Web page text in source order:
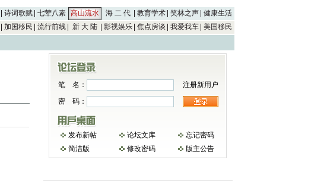
诗词歌赋 七荤八素 高山流水 海 二 代 教育学术 笑林之声
健康生活
加国移民 流行前线 新 大 陆 影视娱乐 焦点房谈 我爱我车 美国移民
笔 名：
注册新用户
密 码：
发布新帖 论坛文库
忘记密码
简洁版
修改密码 版主公告